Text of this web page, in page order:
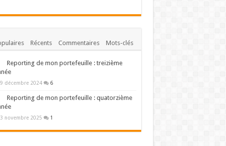
Récents Commentaires Mots-clés
Reporting de mon portefeuille : treizième
9 décembre 2024 6
Reporting de mon portefeuille : quatorzième
3 novembre 2025 1